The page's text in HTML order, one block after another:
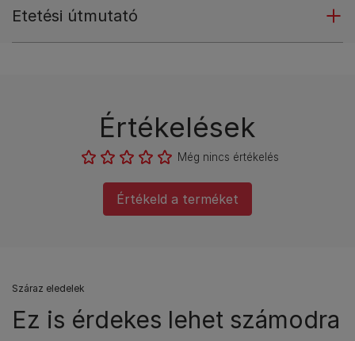
Etetési útmutató
Értékelések
Még nincs értékelés
Értékeld a terméket
Száraz eledelek
Ez is érdekes lehet számodra